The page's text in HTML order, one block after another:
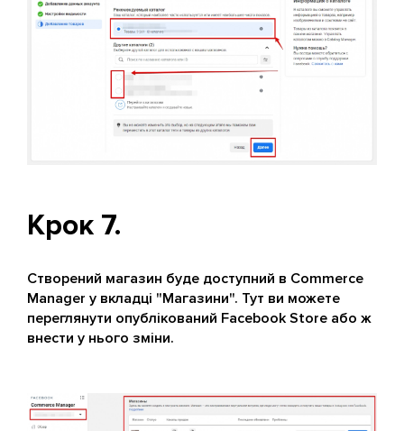
Крок 7.
Створений магазин буде доступний в Commerce
Manager у вкладці "Магазини". Тут ви можете
переглянути опублікований Facebook Store або ж
внести у нього зміни.